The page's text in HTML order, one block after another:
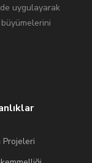
uygulayarak
büyümelerini
Projeleri